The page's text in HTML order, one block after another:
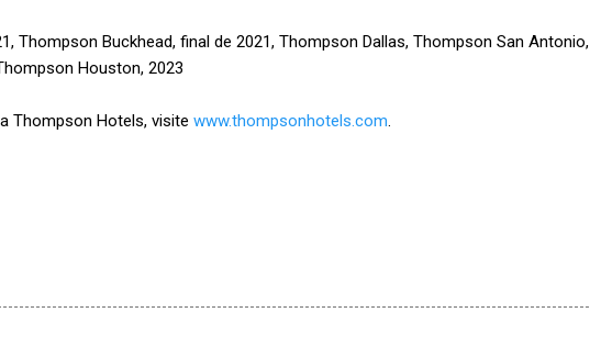
Thompson Buckhead, final de 2021, Thompson Dallas, Thompson San Antonio,
Houston, 2023
Thompson Hotels, visite www.thompsonhotels.com